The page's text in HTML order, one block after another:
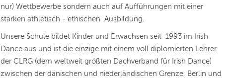
nur) Wettbewerbe sondern auch auf Aufführungen mit einer
starken athletisch - ethischen Ausbildung.
Unsere Schule bildet Kinder und Erwachsen seit 1993 im Irish
Dance aus und ist die einzige mit einem voll diplomierten Lehrer
der CLRG (dem weltweit größten Dachverband für Irish Dance)
zwischen der dänischen und niederländischen Grenze, Berlin und